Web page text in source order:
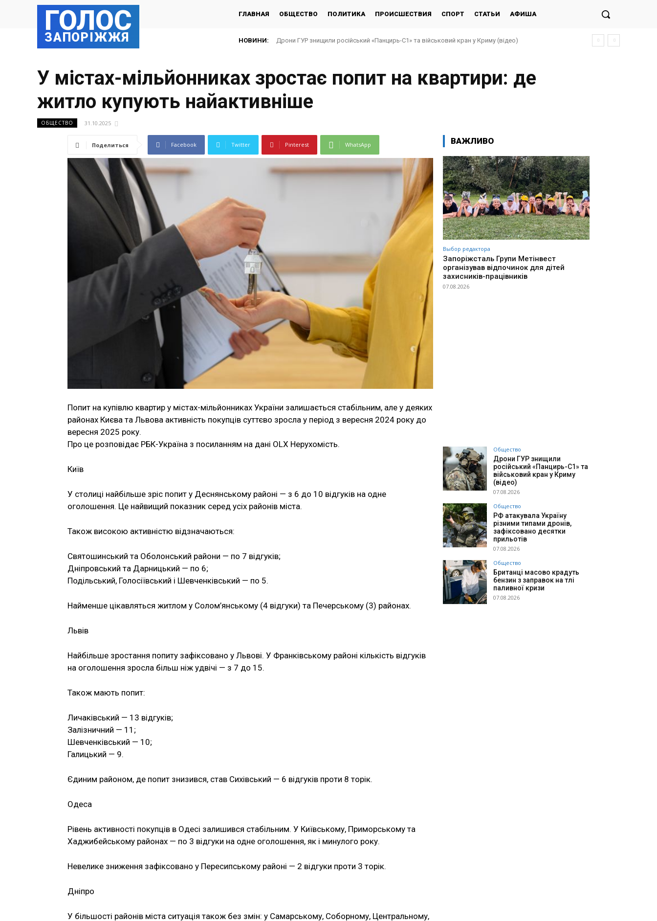
ГОЛОС
ЗАПОРІЖЖЯ
ГЛАВНАЯ ОБЩЕСТВО ПОЛИТИКА ПРОИСШЕСТВИЯ СПОРТ СТАТЬИ АФИША
НОВИНИ: Дрони ГУР знищили російський «Панцирь-С1» та військовий кран у Криму (відео)
РФ атакувала Україну різними типами дронів, зафіксовано десятки прильотів
У містах-мільйонниках зростає попит на квартири: де
житло купують найактивніше
ОБЩЕСТВО 31.10.2025
Поделиться Facebook Twitter Pinterest WhatsApp
Попит на купівлю квартир у містах-мільйонниках України залишається стабільним, але у деяких
районах Києва та Львова активність покупців суттєво зросла у період з вересня 2024 року до
вересня 2025 року.
Про це розповідає РБК-Україна з посиланням на дані OLX Нерухомість.
Київ
У столиці найбільше зріс попит у Деснянському районі — з 6 до 10 відгуків на одне
оголошення. Це найвищий показник серед усіх районів міста.
Також високою активністю відзначаються:
Святошинський та Оболонський райони — по 7 відгуків;
Дніпровський та Дарницький — по 6;
Подільський, Голосіївський і Шевченківський — по 5.
Найменше цікавляться житлом у Солом’янському (4 відгуки) та Печерському (3) районах.
Львів
Найбільше зростання попиту зафіксовано у Львові. У Франківському районі кількість відгуків
на оголошення зросла більш ніж удвічі — з 7 до 15.
Також мають попит:
Личаківський — 13 відгуків;
Залізничний — 11;
Шевченківський — 10;
Галицький — 9.
Єдиним районом, де попит знизився, став Сихівський — 6 відгуків проти 8 торік.
Одеса
Рівень активності покупців в Одесі залишився стабільним. У Київському, Приморському та
Хаджибейському районах — по 3 відгуки на одне оголошення, як і минулого року.
Невелике зниження зафіксовано у Пересипському районі — 2 відгуки проти 3 торік.
Дніпро
У більшості районів міста ситуація також без змін: у Самарському, Соборному, Центральному,
ВАЖЛИВО
Выбор редактора
Запоріжсталь Групи Метінвест
організував відпочинок для дітей
захисників-працівників
07.08.2026
Общество
Дрони ГУР знищили
російський «Панцирь-С1» та
військовий кран у Криму
(відео)
07.08.2026
Общество
РФ атакувала Україну
різними типами дронів,
зафіксовано десятки
прильотів
07.08.2026
Общество
Британці масово крадуть
бензин з заправок на тлі
паливної кризи
07.08.2026